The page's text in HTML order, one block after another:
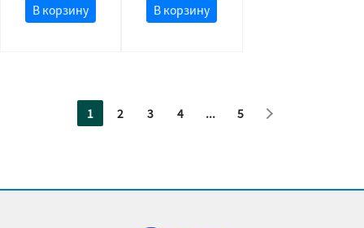
В корзину В корзину
1 2 3 4 ... 5